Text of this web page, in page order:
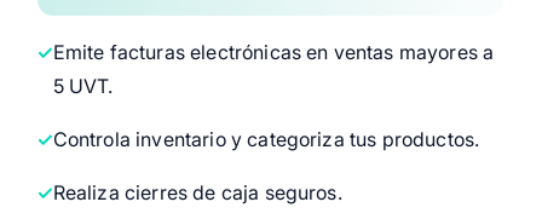
Emite facturas electrónicas en ventas mayores a
5 UVT.
Controla inventario y categoriza tus productos.
Realiza cierres de caja seguros.